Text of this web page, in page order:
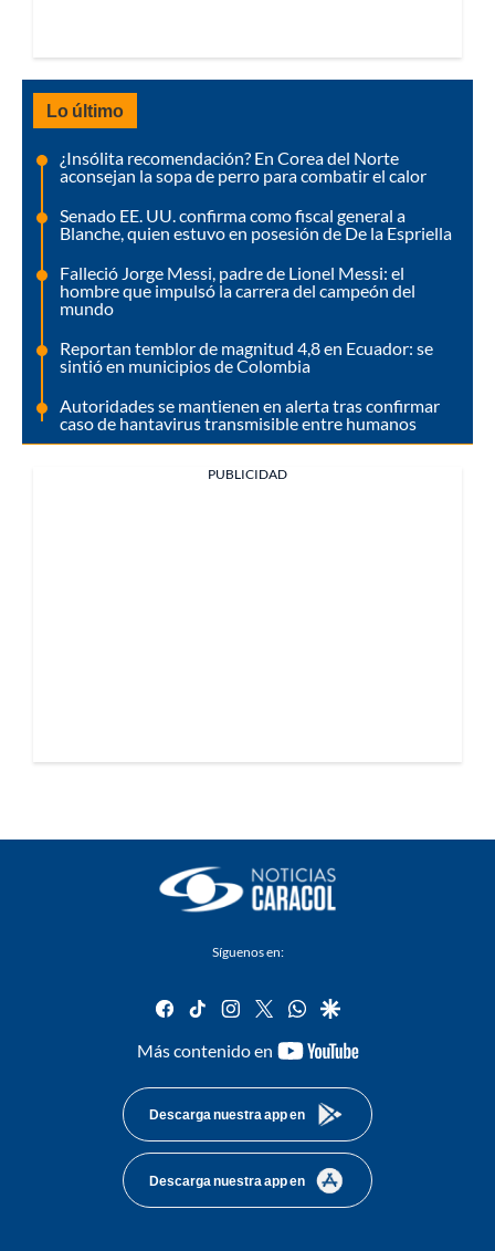
Lo último
¿Insólita recomendación? En Corea del Norte
aconsejan la sopa de perro para combatir el calor
Senado EE. UU. confirma como fiscal general a
Blanche, quien estuvo en posesión de De la Espriella
Falleció Jorge Messi, padre de Lionel Messi: el
hombre que impulsó la carrera del campeón del
mundo
Reportan temblor de magnitud 4,8 en Ecuador: se
sintió en municipios de Colombia
Autoridades se mantienen en alerta tras confirmar
caso de hantavirus transmisible entre humanos
PUBLICIDAD
Síguenos en:
facebook
tiktok instagram
twitterwhatsapp
google
Más contenido en
youtube-
Descarga nuestra app en
Descarga nuestra app en